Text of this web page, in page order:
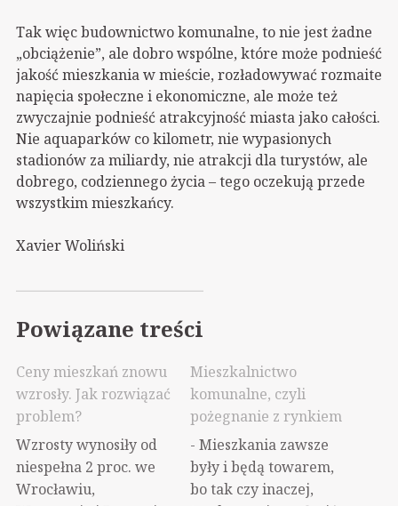
Tak więc budownictwo komunalne, to nie jest żadne
„obciążenie”, ale dobro wspólne, które może podnieść
jakość mieszkania w mieście, rozładowywać rozmaite
napięcia społeczne i ekonomiczne, ale może też
zwyczajnie podnieść atrakcyjność miasta jako całości.
Nie aquaparków co kilometr, nie wypasionych
stadionów za miliardy, nie atrakcji dla turystów, ale
dobrego, codziennego życia – tego oczekują przede
wszystkim mieszkańcy.
Xavier Woliński
Powiązane treści
Ceny mieszkań znowu
wzrosły. Jak rozwiązać
problem?
Wzrosty wynosiły od
niespełna 2 proc. we
Wrocławiu,
Mieszkalnictwo
komunalne, czyli
pożegnanie z rynkiem
- Mieszkania zawsze
były i będą towarem,
bo tak czy inaczej,